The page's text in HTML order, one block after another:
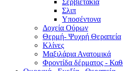
Σερβιετάκια
Σλιπ
Υποσέντονα
Δοχεία Ούρων
Θερμή- Ψυχρή Θεραπεία
Κλίνες
Μαξιλάρια Ανατομικά
Φροντίδα δέρματος -